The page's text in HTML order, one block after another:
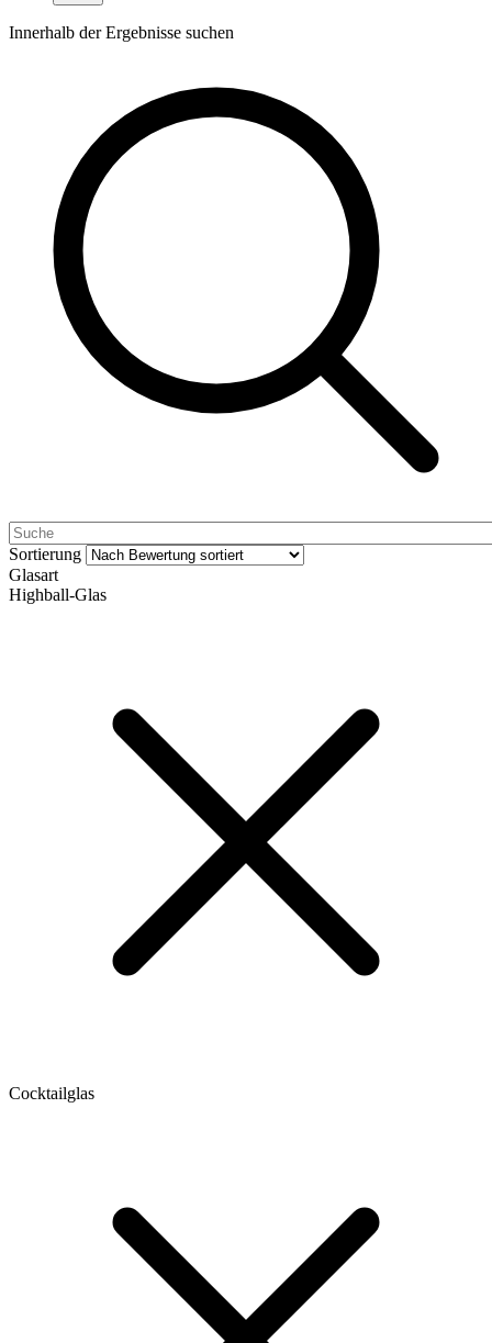
Innerhalb der Ergebnisse suchen
Sortierung
Glasart
Highball-Glas
Cocktailglas